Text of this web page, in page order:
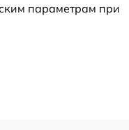
параметрам при